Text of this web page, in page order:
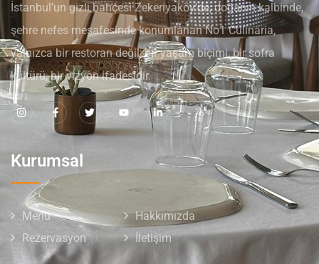
İstanbul’un gizli bahçesi Zekeriyaköy’de, doğanın kalbinde,
şehre nefes mesafesinde konumlanan No1 Culinaria,
yalnızca bir restoran değil; bir yaşam biçimi, bir sofra
kültürü, bir vizyon ifadesidir.
Kurumsal
Menü
Hakkımızda
Rezervasyon
İletişim